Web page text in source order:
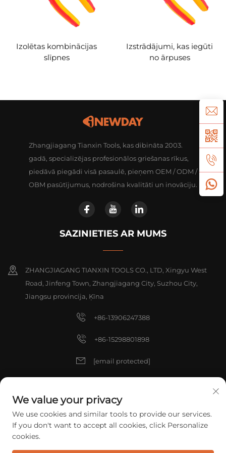
Izolētas kombinācijas
slīpnes
Izstrādājumi, kas iegūti
no ārpuses
Zhangjiagang Tianxin Tools, kas dibināta 2003.
gadā, specializējas profesionālos griešanas rīkus,
piedāvā piegādi visā pasaulē, pieņem OEM / ODM /
OBM pasūtījumus, nodrošina kvalitāti un inovāciju.
SAZINIETIES AR MUMS
ZHANGJIAGANG TIANXIN TOOLS CO., LTD, Xingyu West
Road, Jinfeng Town, Zhangjiagang City, Suzhou City,
Jiangsu provincija, Ķīna
+86-13906247388
+86-15298801898
[email protected]
Autortiesības © 2025 China ZHANGJIAGANG TIANXIN TOOLS CO.,
LTD. Visas tiesības aizsargātas. Konfidencialitātes politika
We value your privacy
We use cookies and similar tools to provide our services.
If you don't want to accept all cookies, click Personalize
cookies.